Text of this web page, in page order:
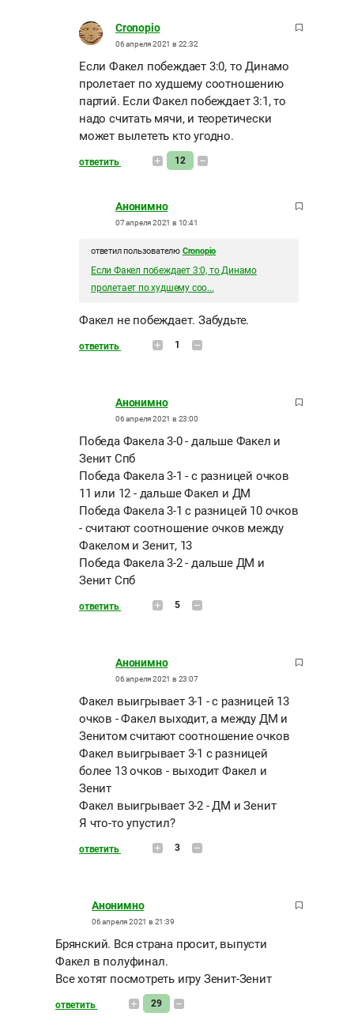
Cronopio
06 апреля 2021 в 22:32
Если Факел побеждает 3:0, то Динамо
пролетает по худшему соотношению
партий. Если Факел побеждает 3:1, то
надо считать мячи, и теоретически
может вылететь кто угодно.
ответить 12
Анонимно
07 апреля 2021 в 10:41
ответил пользователю Cronopio
Если Факел побеждает 3:0, то Динамо
пролетает по худшему соо...
Факел не побеждает. Забудьте.
ответить 1
Анонимно
06 апреля 2021 в 23:00
Победа Факела 3-0 - дальше Факел и
Зенит Спб
Победа Факела 3-1 - с разницей очков
11 или 12 - дальше Факел и ДМ
Победа Факела 3-1 с разницей 10 очков
- считают соотношение очков между
Факелом и Зенит, 13
Победа Факела 3-2 - дальше ДМ и
Зенит Спб
ответить 5
Анонимно
06 апреля 2021 в 23:07
Факел выигрывает 3-1 - с разницей 13
очков - Факел выходит, а между ДМ и
Зенитом считают соотношение очков
Факел выигрывает 3-1 с разницей
более 13 очков - выходит Факел и
Зенит
Факел выигрывает 3-2 - ДМ и Зенит
Я что-то упустил?
ответить 3
Анонимно
06 апреля 2021 в 21:39
Брянский. Вся страна просит, выпусти
Факел в полуфинал.
Все хотят посмотреть игру Зенит-Зенит
ответить 29